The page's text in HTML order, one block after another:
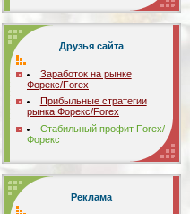
Друзья сайта
Заработок на рынке
Форекс/Forex
Прибыльные стратегии
рынка Форекс/Forex
Стабильный профит Forex/
Форекс
Реклама